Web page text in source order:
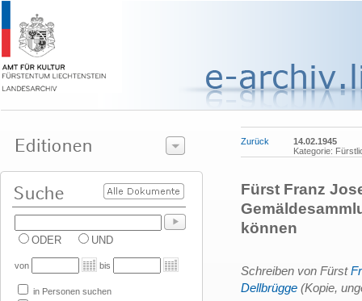
ODER UND
von bis
in Personen suchen
Zurück
14.02.1945
Kategorie:
Fürst Franz
können
Schreiben von Fürst
Dellbrügge (Kopie,